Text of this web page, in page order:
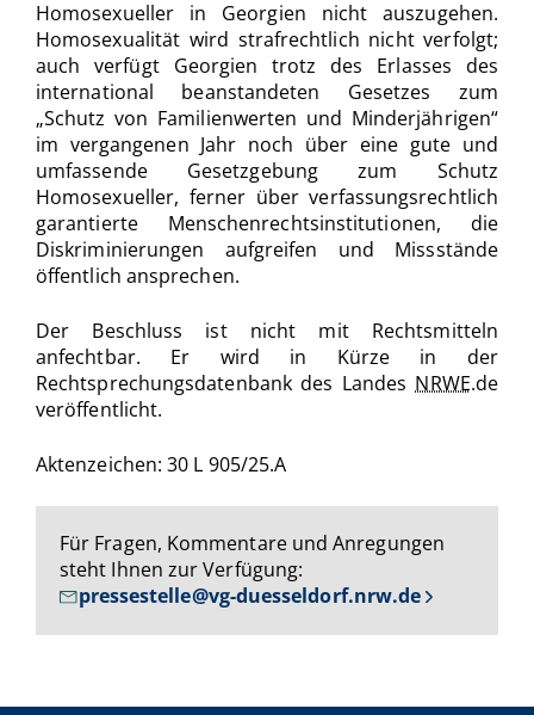
Homosexueller in Georgien nicht auszugehen.
Homosexualität wird strafrechtlich nicht verfolgt;
auch verfügt Georgien trotz des Erlasses des
international beanstandeten Gesetzes zum
„Schutz von Familienwerten und Minderjährigen“
im vergangenen Jahr noch über eine gute und
umfassende Gesetzgebung zum Schutz
Homosexueller, ferner über verfassungsrechtlich
garantierte Menschenrechtsinstitutionen, die
Diskriminierungen aufgreifen und Missstände
öffentlich ansprechen.
Der Beschluss ist nicht mit Rechtsmitteln
anfechtbar. Er wird in Kürze in der
Rechtsprechungsdatenbank des LandesNRWE.de
veröffentlicht.
Aktenzeichen: 30 L 905/25.A
Für Fragen, Kommentare und Anregungen
steht Ihnen zur Verfügung:
pressestelle@vg-duesseldorf.nrw.de